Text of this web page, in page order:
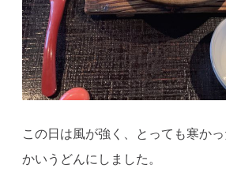
この日は風が強く、とっても寒か
かいうどんにしました。